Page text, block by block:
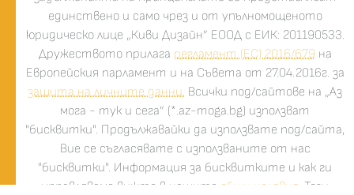
единствено и само чрез и от упълномощеното
юридическо лице „Киви Дизайн” ЕООД с ЕИК: 201190533.
Дружеството прилага регламент (ЕС) 2016/679 на
Европейския парламент и на Съвета от 27.04.2016г. за
защита на личните данни. Всички под/сайтове на „Аз
мога - тук и сега” (*.az-moga.bg) използват
"бисквитки". Продължавайки да използвате под/сайта,
Вие се съгласявате с използваните от нас
"бисквитки". Информация за бисквитките и как ги
управляваме вижте в нашите общи условия . Този